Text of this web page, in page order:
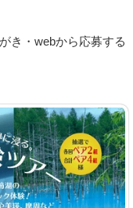
き・webから応募する